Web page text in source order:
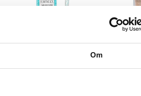
Om
Finns i
The
SPF 20